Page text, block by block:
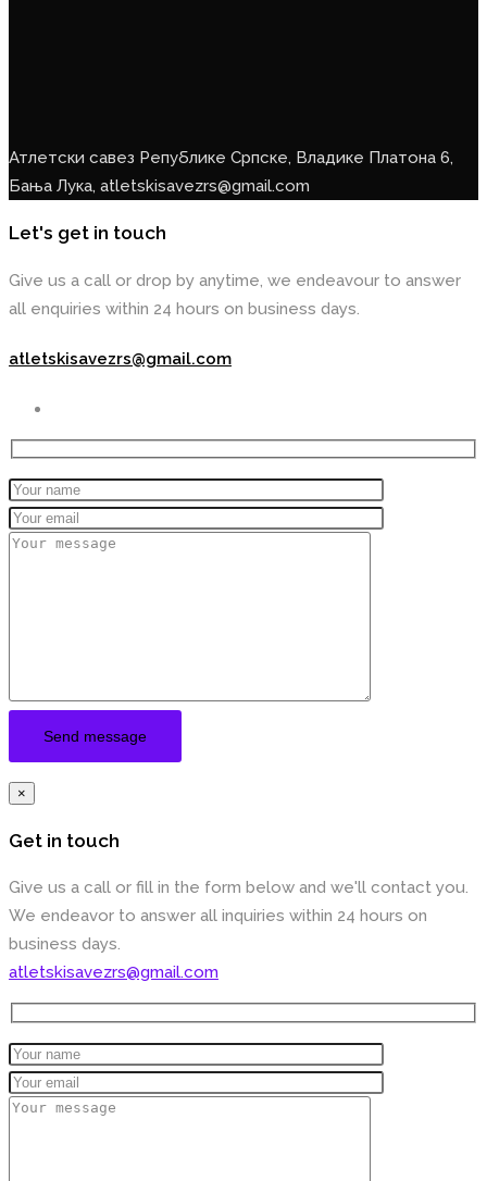
Атлетски савез Републике Српске, Владике Платона 6,
Бања Лука, atletskisavezrs@gmail.com
Let's get in touch
Give us a call or drop by anytime, we endeavour to answer
all enquiries within 24 hours on business days.
atletskisavezrs@gmail.com
×
Get in touch
Give us a call or fill in the form below and we'll contact you.
We endeavor to answer all inquiries within 24 hours on
business days.
atletskisavezrs@gmail.com